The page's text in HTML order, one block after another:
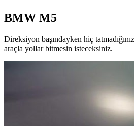
BMW M5
Direksiyon başındayken hiç
araçla yollar bitmesin isteceksiniz.